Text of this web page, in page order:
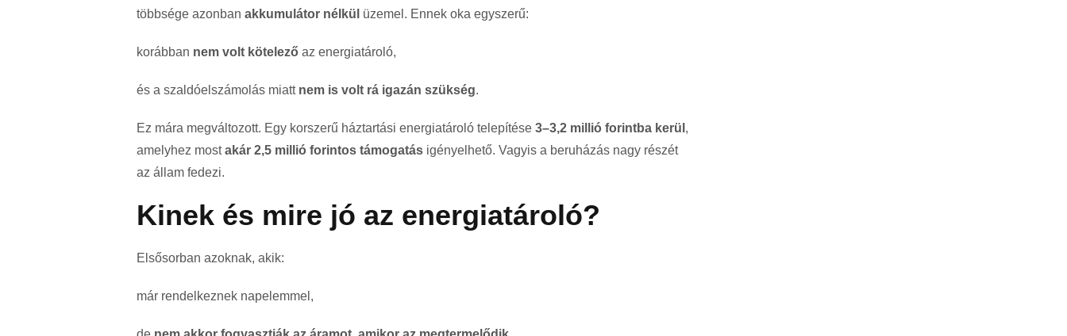
többsége azonban akkumulátor nélkül üzemel. Ennek oka egyszerű:
korábban nem volt kötelező az energiatároló,
és a szaldóelszámolás miatt nem is volt rá igazán szükség.
Ez mára megváltozott. Egy korszerű háztartási energiatároló telepítése 3–3,2 millió forintba kerül ,
amelyhez mostakár 2,5 millió forintos támogatás igényelhető. Vagyis a beruházás nagy részét
az állam fedezi.
Kinek és mire jó az energiatároló?
Elsősorban azoknak, akik:
már rendelkeznek napelemmel,